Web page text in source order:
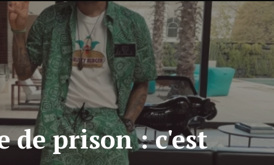
de prison : c'est